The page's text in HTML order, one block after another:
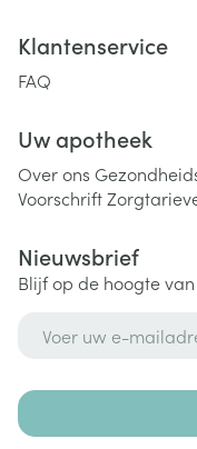
Klantenservice
FAQ
Uw apotheek
Over ons
Voorschrift
Nieuwsbrief
Blijf op de hoogte